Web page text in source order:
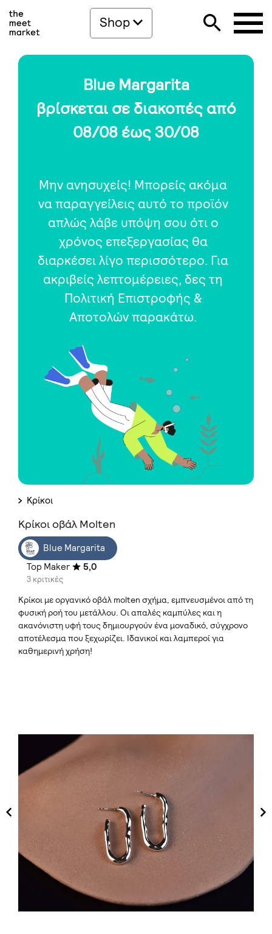
Shop
Blue Margarita
βρίσκεται σε διακοπές από
08/08 έως 30/08
Μην ανησυχείς! Μπορείς ακόμα
να παραγγείλεις αυτό το προϊόν
απλώς λάβε υπόψη σου ότι ο
χρόνος επεξεργασίας θα
διαρκέσει λίγο περισσότερο. Για
ακριβείς λεπτομέρειες, δες τη
Πολιτική Επιστροφής &
Αποτολών παρακάτω.
Κρίκοι
Κρίκοι οβάλ Molten
Blue Margarita
Top Maker
5,0
3 κριτικές
Κρίκοι με οργανικό οβάλ molten σχήμα, εμπνευσμένοι από τη
φυσική ροή του μετάλλου. Οι απαλές καμπύλες και η
ακανόνιστη υφή τους δημιουργούν ένα μοναδικό, σύγχρονο
αποτέλεσμα που ξεχωρίζει. Ιδανικοί και λαμπεροί για
καθημερινή χρήση!